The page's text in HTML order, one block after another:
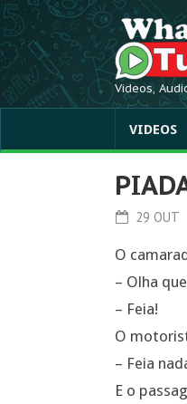
Videos,
VIDEOS
29 OUT
O
– Olha
– Feia!
O
– Feia
E o